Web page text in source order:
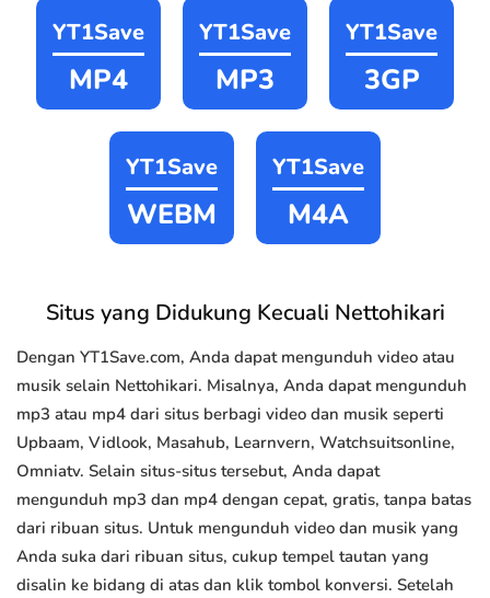
YT1Save
MP4
YT1Save
MP3
YT1Save
3GP
YT1Save
WEBM
YT1Save
M4A
Situs yang Didukung Kecuali Nettohikari
Dengan YT1Save.com, Anda dapat mengunduh video atau
musik selain Nettohikari. Misalnya, Anda dapat mengunduh
mp3 atau mp4 dari situs berbagi video dan musik seperti
Upbaam, Vidlook, Masahub, Learnvern, Watchsuitsonline,
Omniatv. Selain situs-situs tersebut, Anda dapat
mengunduh mp3 dan mp4 dengan cepat, gratis, tanpa batas
dari ribuan situs. Untuk mengunduh video dan musik yang
Anda suka dari ribuan situs, cukup tempel tautan yang
disalin ke bidang di atas dan klik tombol konversi. Setelah